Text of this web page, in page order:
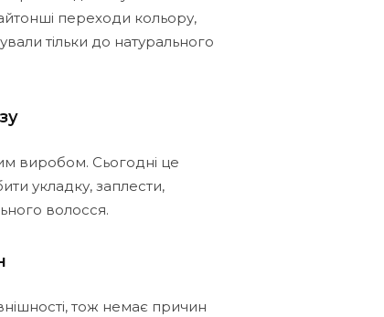
переходи кольору,
тільки до натурального
виробом. Сьогодні це
укладку, заплести,
волосся.
тож немає причин